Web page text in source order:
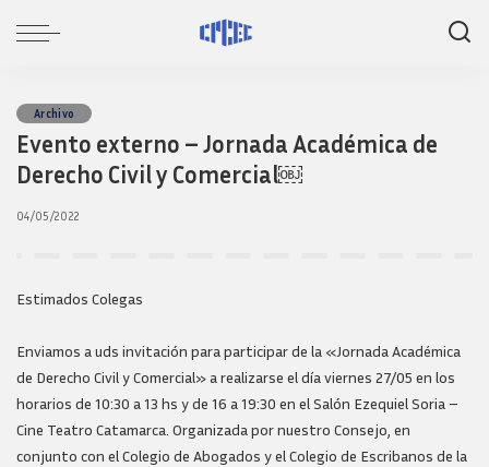
Archivo
Evento externo – Jornada Académica de
Derecho Civil y Comercial￼
04/05/2022
Estimados Colegas
Enviamos a uds invitación para participar de la «Jornada Académica
de Derecho Civil y Comercial» a realizarse el día viernes 27/05 en los
horarios de 10:30 a 13 hs y de 16 a 19:30 en el Salón Ezequiel Soria –
Cine Teatro Catamarca. Organizada por nuestro Consejo, en
conjunto con el Colegio de Abogados y el Colegio de Escribanos de la